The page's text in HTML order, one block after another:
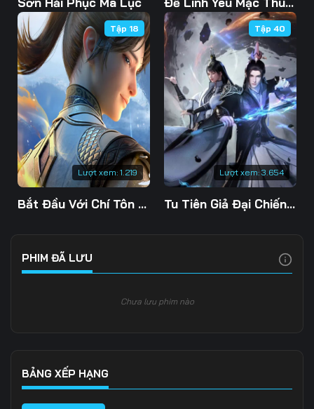
Lượt xem: 1.219
Tập 18
Bắt Đầu Với Chí Tôn Đan Điền
Lượt xem: 3.654
Tập 40
Tu Tiên Giả Đại Chiến Siêu Năng Lực 3D
PHIM ĐÃ LƯU
Chưa lưu phim nào
BẢNG XẾP HẠNG